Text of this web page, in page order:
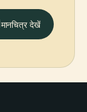
मानचित्र देखें